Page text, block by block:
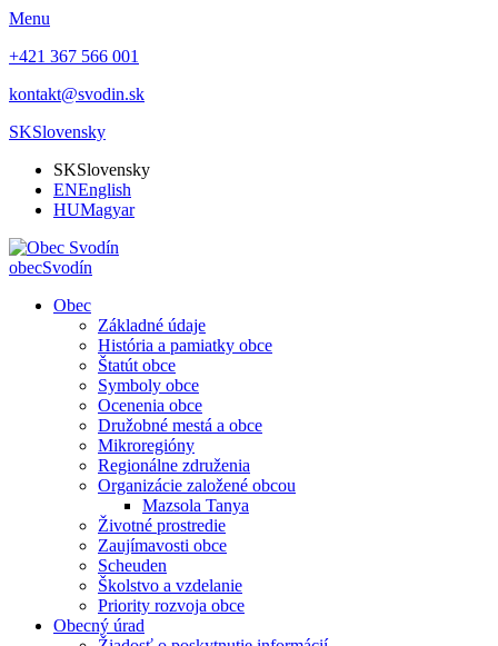
Menu
+421 367 566 001
kontakt@svodin.sk
SKSlovensky
SKSlovensky
ENEnglish
HUMagyar
obecSvodín
Obec
Základné údaje
História a pamiatky obce
Štatút obce
Symboly obce
Ocenenia obce
Družobné mestá a obce
Mikroregióny
Regionálne združenia
Organizácie založené obcou
Mazsola Tanya
Životné prostredie
Zaujímavosti obce
Scheuden
Školstvo a vzdelanie
Priority rozvoja obce
Obecný úrad